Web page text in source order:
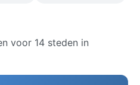
voor 14 steden in